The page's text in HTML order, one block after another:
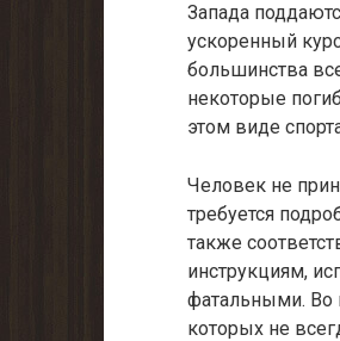
Запада
ускоренный
большинства
некоторые
этом виде
Человек не
требуется
также
инструкциям,
фатальными. Во
которых не